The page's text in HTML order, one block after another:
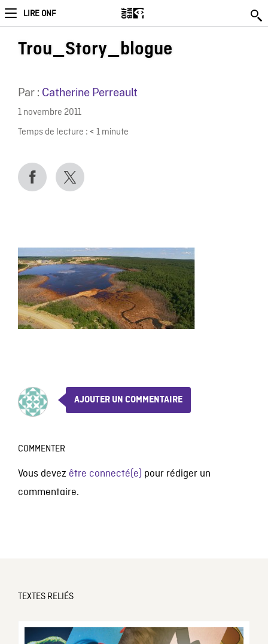
LIRE ONF
Trou_Story_blogue
Par : Catherine Perreault
1 novembre 2011
Temps de lecture : < 1 minute
AJOUTER UN COMMENTAIRE
COMMENTER
Vous devez être connecté(e) pour rédiger un
commentaire.
TEXTES RELIÉS